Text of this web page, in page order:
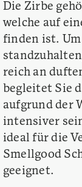
Die Zirbe
welche auf
finden ist.
reich an
begleitet Sie
aufgrund der
intensiver
ideal für die
Smellgood
geeignet.